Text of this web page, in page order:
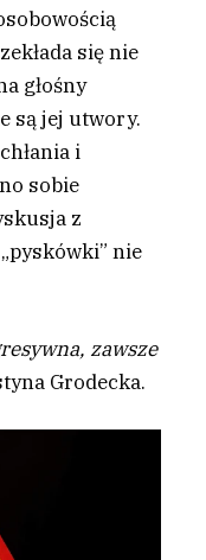
się nie
głośny
są jej utwory.
i
sobie
z
nie
zawsze
Grodecka.